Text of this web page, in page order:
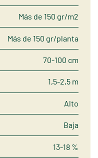
Más de 150 gr/m2
Más de 150 gr/planta
70-100 cm
1,5-2,5 m
Alto
Baja
13-18 %